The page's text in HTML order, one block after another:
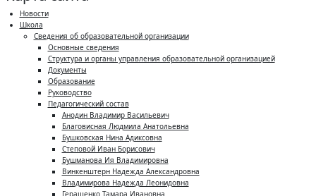
Новости
Школа
Сведения об образовательной организации
Основные сведения
Структура и органы управления образовательной организацией
Документы
Образование
Руководство
Педагогический состав
Анодин Владимир Васильевич
Благовисная Людмила Анатольевна
Бушковская Нина Адиксовна
Степовой Иван Борисович
Бушманова Ия Владимировна
Винкенштерн Надежда Александровна
Владимирова Надежда Леонидовна
Геращенко Тамара Ивановна